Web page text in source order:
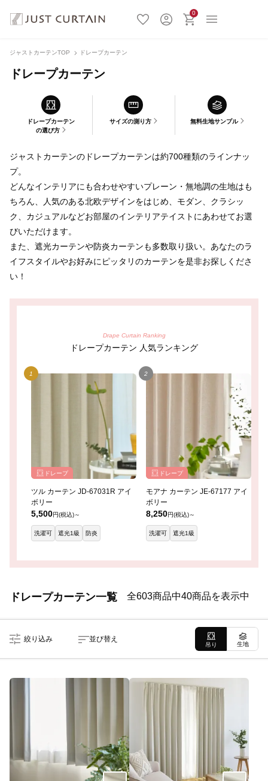
0
ジャストカーテンTOP ドレープカーテン
ドレープカーテン
ドレープカーテン
の選び方
サイズの測り方 無料生地サンプル
ジャストカーテンのドレープカーテンは約700種類のラインナッ
プ。
どんなインテリアにも合わせやすいプレーン・無地調の生地はも
ちろん、人気のある北欧デザインをはじめ、モダン、クラシッ
ク、カジュアルなどお部屋のインテリアテイストにあわせてお選
びいただけます。
また、遮光カーテンや防炎カーテンも多数取り扱い。あなたのラ
イフスタイルやお好みにピッタリのカーテンを是非お探しくださ
い！
Drape Curtain Ranking
ドレープカーテン 人気ランキング
ドレープ
ツル カーテン JD-67031R アイ
ボリー
5,500円(税込)～
洗濯可 遮光1級 防炎
ドレープ
モアナ カーテン JE-67177 アイ
ボリー
8,250円(税込)～
洗濯可 遮光1級
ドレープカーテン一覧 全603商品中40商品を表示中
絞り込み 並び替え
吊り 生地